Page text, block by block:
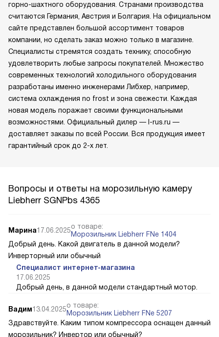
горно-шахтного оборудования. Странами производства
считаются Германия, Австрия и Болгария. На официальном
сайте представлен большой ассортимент товаров
компании, но сделать заказ можно только в магазине.
Специалисты стремятся создать технику, способную
удовлетворить любые запросы покупателей. Множество
современных технологий холодильного оборудования
разработаны именно инженерами Либхер, например,
система охлаждения no frost и зона свежести. Каждая
новая модель поражает своими функциональными
возможностями. Официальный дилер — l-rus.ru —
доставляет заказы по всей России. Вся продукция имеет
гарантийный срок до 2-х лет.
Вопросы и ответы на морозильную камеру
Liebherr SGNPbs 4365
Марина17.06.2025о товаре:
Морозильник Liebherr FNe 1404
Добрый день. Какой двигатель в данной модели?
Инверторный или обычный
Специалист интернет-магазина
17.06.2025
Добрый день, в данной модели стандартный мотор.
Вадим13.04.2025о товаре:
Морозильник Liebherr FNe 5207
Здравствуйте. Каким типом компрессора оснащен данный
морозильник? Инвертор или обычный?